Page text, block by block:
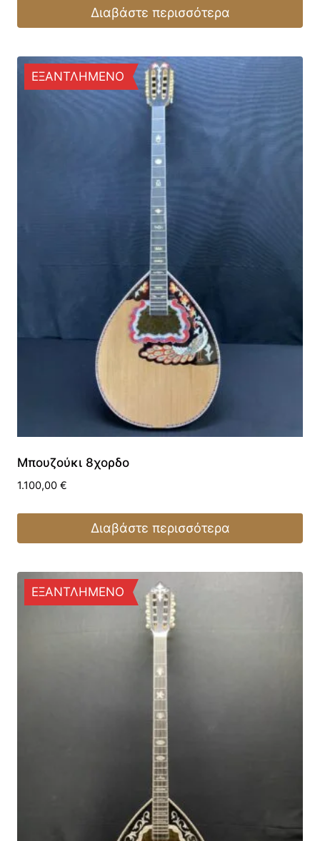
Διαβάστε περισσότερα
ΕΞΑΝΤΛΗΜΕΝΟ
Μπουζούκι 8χορδο
1.100,00 €
Διαβάστε περισσότερα
ΕΞΑΝΤΛΗΜΕΝΟ